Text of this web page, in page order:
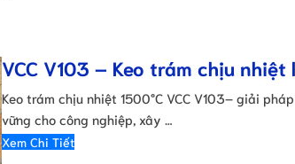
VCC V103 – Keo trám chịu nhiệt
Keo trám chịu nhiệt 1500°C VCC V103– giải
vững cho công nghiệp, xây …
Xem Chi Tiết